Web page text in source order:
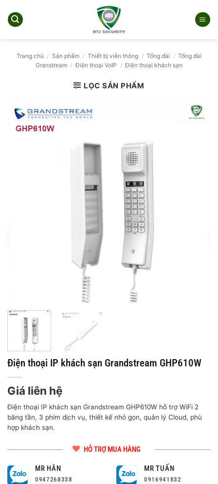
qua
Trang chủ / Sản phẩm / Thiết bị viễn thông / Tổng đài / Tổng đài
Granstream / Điện thoại VoIP / Điện thoại khách sạn
LỌC SẢN PHẨM
Điện thoại IP khách sạn Grandstream GHP610W
Giá liên hệ
Điện thoại IP khách sạn Grandstream GHP610W hỗ trợ WiFi 2
băng tần, 3 phím dịch vụ, thiết kế nhỏ gọn, quản lý Cloud, phù
hợp khách sạn.
HỖ TRỢ MUA HÀNG
MR HÂN
0947268338
MR TUẤN
0916941832